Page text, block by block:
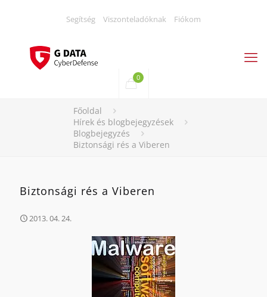
Segítség Viszonteladóknak Fiókom
0
Főoldal
Hírek és blogbejegyzések
Blogbejegyzés
Biztonsági rés a Viberen
Biztonsági rés a Viberen
2013. 04. 24.